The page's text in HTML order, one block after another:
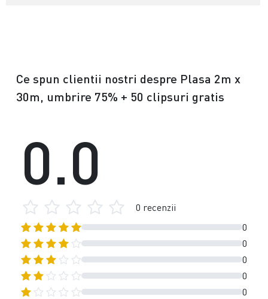
Ce spun clientii nostri despre Plasa 2m x
30m, umbrire 75% + 50 clipsuri gratis
0
0
0
0
0
0.0
0 recenzii